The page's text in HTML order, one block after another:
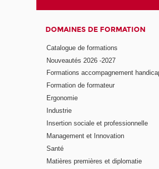
DOMAINES DE FORMATION
Catalogue de formations
Nouveautés 2026 -2027
Formations accompagnement
Formation de formateur
Ergonomie
Industrie
Insertion sociale et professionnelle
Management et Innovation
Santé
Matières premières et diplomatie